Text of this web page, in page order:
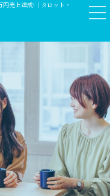
売上達成!｜タロット・